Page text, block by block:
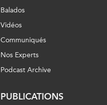
Balados
Vidéos
Communiqués
Nos Experts
Podcast Archive
PUBLICATIONS